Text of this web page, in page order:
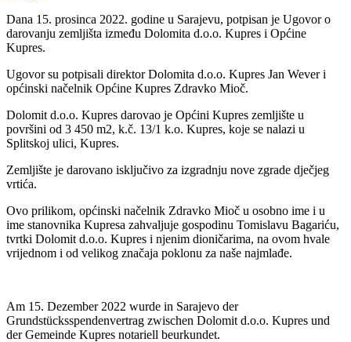
Dana 15. prosinca 2022. godine u Sarajevu, potpisan je Ugovor o
darovanju zemljišta između Dolomita d.o.o. Kupres i Općine
Kupres.
Ugovor su potpisali direktor Dolomita d.o.o. Kupres Jan Wever i
općinski načelnik Općine Kupres Zdravko Mioč.
Dolomit d.o.o. Kupres darovao je Općini Kupres zemljište u
površini od 3 450 m2, k.č. 13/1 k.o. Kupres, koje se nalazi u
Splitskoj ulici, Kupres.
Zemljište je darovano isključivo za izgradnju nove zgrade dječjeg
vrtića.
Ovo prilikom, općinski načelnik Zdravko Mioč u osobno ime i u
ime stanovnika Kupresa zahvaljuje gospodinu Tomislavu Bagariću,
tvrtki Dolomit d.o.o. Kupres i njenim dioničarima, na ovom hvale
vrijednom i od velikog značaja poklonu za naše najmlađe.
Am 15. Dezember 2022 wurde in Sarajevo der
Grundstücksspendenvertrag zwischen Dolomit d.o.o. Kupres und
der Gemeinde Kupres notariell beurkundet.